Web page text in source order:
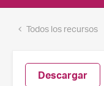
Todos los recursos
Descargar